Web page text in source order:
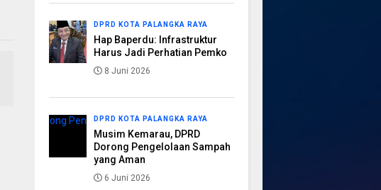
DPRD KOTA PALANGKA RAYA
Hap Baperdu: Infrastruktur
Harus Jadi Perhatian Pemko
8 Juni 2026
DPRD KOTA PALANGKA RAYA
Musim Kemarau, DPRD
Dorong Pengelolaan Sampah
yang Aman
6 Juni 2026